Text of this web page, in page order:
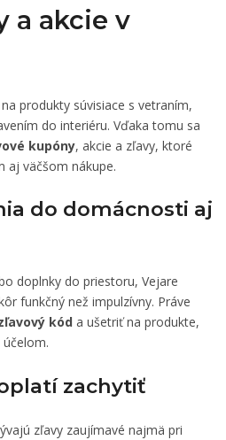
a akcie v
produkty súvisiace s vetraním,
do interiéru. Vďaka tomu sa
kupóny, akcie a zľavy, ktoré
aj väčšom nákupe.
do domácnosti aj
doplnky do priestoru, Vejare
funkčný než impulzívny. Práve
kód a ušetriť na produkte,
zachytiť
zľavy zaujímavé najmä pri